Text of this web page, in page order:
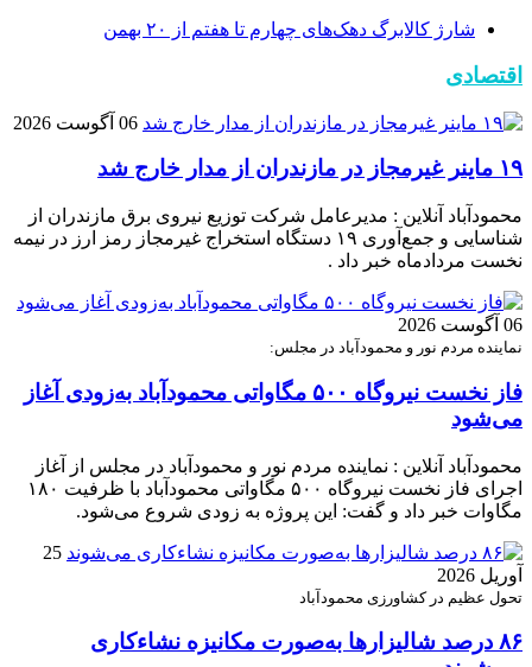
شارژ کالابرگ دهک‌های چهارم تا هفتم از ۲۰ بهمن
اقتصادی
06 آگوست 2026
۱۹ ماینر غیرمجاز در مازندران از مدار خارج شد
محمودآباد آنلاین : مدیرعامل شرکت توزیع نیروی برق مازندران از
شناسایی و جمع‌آوری ۱۹ دستگاه استخراج غیرمجاز رمز ارز در نیمه
نخست مردادماه خبر داد .
06 آگوست 2026
نماینده مردم نور و محمودآباد در مجلس:
فاز نخست نیروگاه ۵۰۰ مگاواتی محمودآباد به‌زودی آغاز
می‌شود
محمودآباد آنلاین : نماینده مردم نور و محمودآباد در مجلس از آغاز
اجرای فاز نخست نیروگاه ۵۰۰ مگاواتی محمودآباد با ظرفیت ۱۸۰
مگاوات خبر داد و گفت: این پروژه به زودی شروع می‌شود.
25
آوریل 2026
تحول عظیم در کشاورزی محمودآباد
۸۶ درصد شالیزارها به‌صورت مکانیزه نشاءکاری